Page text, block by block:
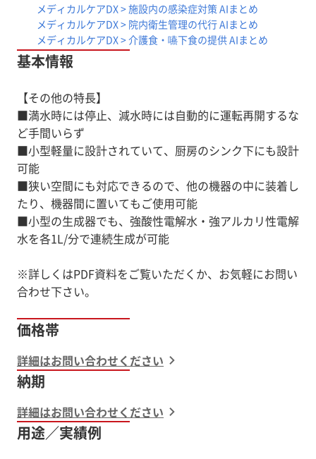
※詳しくはPDF資料をご覧いただくか、お気軽にお問い
合わせ下さい。
メディカルケアDX > 施設内の感染症対策 AIまとめ
メディカルケアDX > 院内衛生管理の代行 AIまとめ
メディカルケアDX > 介護食・嚥下食の提供 AIまとめ
基本情報
【その他の特長】
■満水時には停止、減水時には自動的に運転再開するな
ど手間いらず
■小型軽量に設計されていて、厨房のシンク下にも設計
可能
■狭い空間にも対応できるので、他の機器の中に装着し
たり、機器間に置いてもご使用可能
■小型の生成器でも、強酸性電解水・強アルカリ性電解
水を各1L/分で連続生成が可能
※詳しくはPDF資料をご覧いただくか、お気軽にお問い
合わせ下さい。
価格帯
詳細はお問い合わせください
納期
詳細はお問い合わせください
用途／実績例